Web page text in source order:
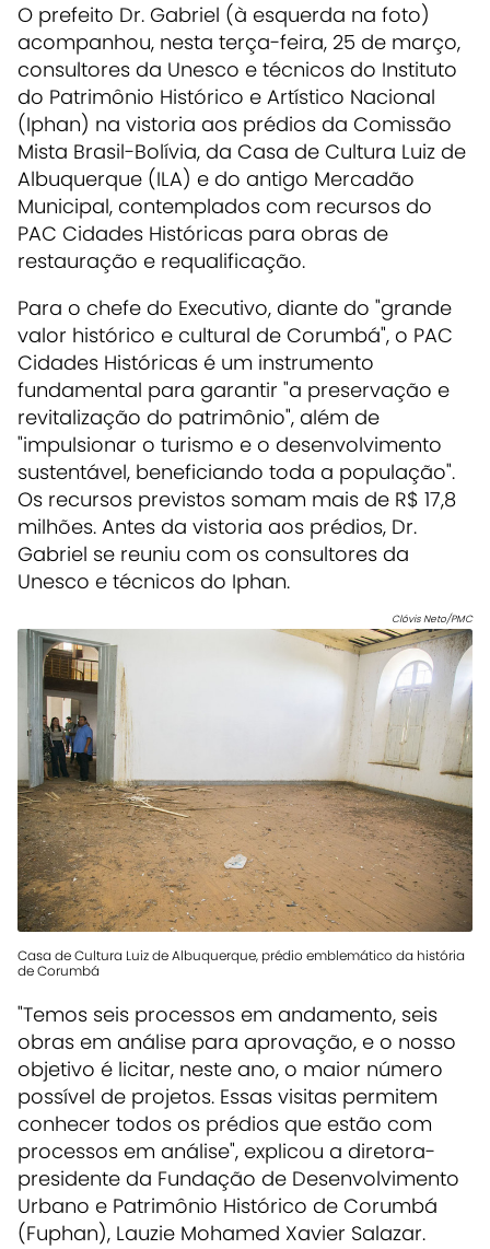
O prefeito Dr. Gabriel (à esquerda na foto)
acompanhou, nesta terça-feira, 25 de março,
consultores da Unesco e técnicos do Instituto
do Patrimônio Histórico e Artístico Nacional
(Iphan) na vistoria aos prédios da Comissão
Mista Brasil-Bolívia, da Casa de Cultura Luiz de
Albuquerque (ILA) e do antigo Mercadão
Municipal, contemplados com recursos do
PAC Cidades Históricas para obras de
restauração e requalificação.
Para o chefe do Executivo, diante do "grande
valor histórico e cultural de Corumbá", o PAC
Cidades Históricas é um instrumento
fundamental para garantir "a preservação e
revitalização do patrimônio", além de
"impulsionar o turismo e o desenvolvimento
sustentável, beneficiando toda a população".
Os recursos previstos somam mais de R$ 17,8
milhões. Antes da vistoria aos prédios, Dr.
Gabriel se reuniu com os consultores da
Unesco e técnicos do Iphan.
Clóvis Neto/PMC
Casa de Cultura Luiz de Albuquerque, prédio emblemático da história
de Corumbá
"Temos seis processos em andamento, seis
obras em análise para aprovação, e o nosso
objetivo é licitar, neste ano, o maior número
possível de projetos. Essas visitas permitem
conhecer todos os prédios que estão com
processos em análise", explicou a diretora-
presidente da Fundação de Desenvolvimento
Urbano e Patrimônio Histórico de Corumbá
(Fuphan), Lauzie Mohamed Xavier Salazar.